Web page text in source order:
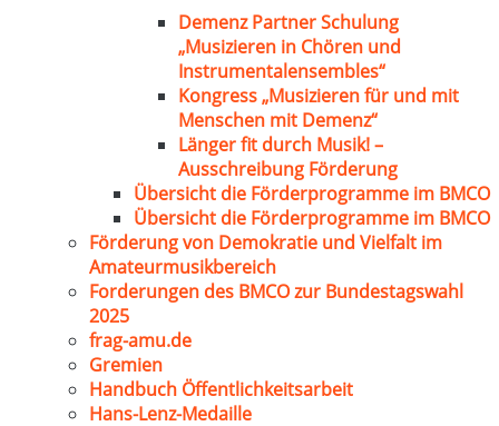
Demenz Partner Schulung
„Musizieren in Chören und
Instrumentalensembles“
Kongress „Musizieren für und mit
Menschen mit Demenz“
Länger fit durch Musik! –
Ausschreibung Förderung
Übersicht die Förderprogramme im BMCO
Übersicht die Förderprogramme im BMCO
Förderung von Demokratie und Vielfalt im
Amateurmusikbereich
Forderungen des BMCO zur Bundestagswahl
2025
frag-amu.de
Gremien
Handbuch Öffentlichkeitsarbeit
Hans-Lenz-Medaille